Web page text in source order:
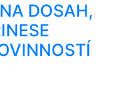
DOSAH,